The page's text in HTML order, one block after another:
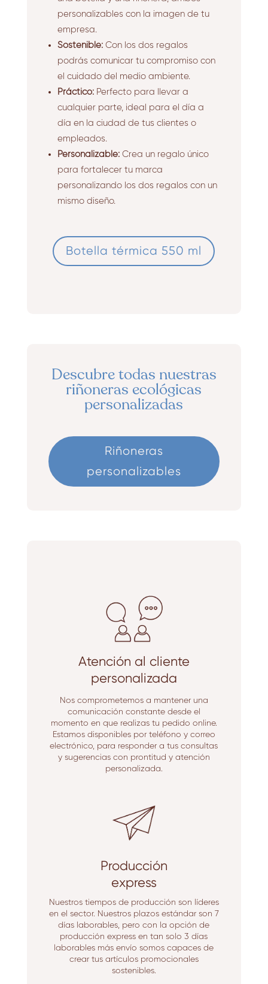
personalizables con la imagen de tu
empresa.
Sostenible:Con los dos regalos
podrás comunicar tu compromiso con
el cuidado del medio ambiente.
Práctico:Perfecto para llevar a
cualquier parte, ideal para el día a
día en la ciudad de tus clientes o
empleados.
Personalizable:Crea un regalo único
para fortalecer tu marca
personalizando los dos regalos con un
mismo diseño.
Botella térmica 550 ml
Descubre todas nuestras
riñoneras ecológicas
personalizadas
Riñoneras
personalizables
Atención al cliente
personalizada
Nos comprometemos a mantener una
comunicación constante desde el
momento en que realizas tu pedido online.
Estamos disponibles por teléfono y correo
electrónico, para responder a tus consultas
y sugerencias con prontitud y atención
personalizada.
Producción
express
Nuestros tiempos de producción son líderes
en el sector. Nuestros plazos estándar son 7
días laborables, pero con la opción de
producción express en tan solo 3 días
laborables más envío somos capaces de
crear tus artículos promocionales
sostenibles.